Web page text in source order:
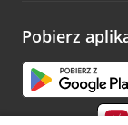
opinie.
Pobierz